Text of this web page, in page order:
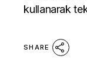
kullanarak
SHARE